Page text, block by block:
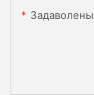
Задаволены